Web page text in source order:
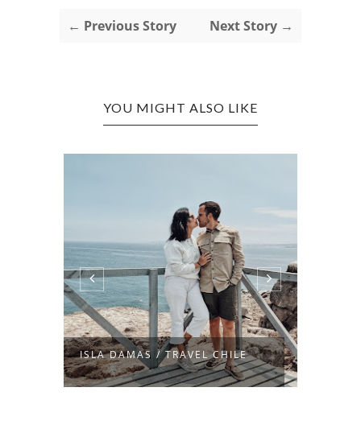
← Previous Story Next Story →
YOU MIGHT ALSO LIKE
ISLA DAMAS / TRAVEL CHILE